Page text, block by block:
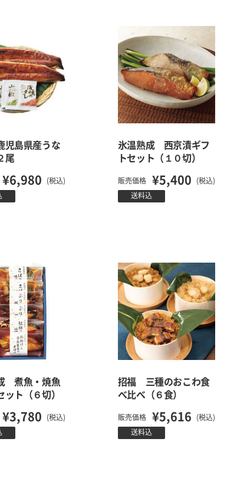
島県産うな
尾
¥6,980 (税込)
氷温熟成 西京漬ギフ
トセット（１０切）
販売価格 ¥5,400 (税込)
送料込
煮魚・焼魚
ット（６切）
¥3,780 (税込)
招福 三種のおこわ食
べ比べ（６食）
販売価格 ¥5,616 (税込)
送料込